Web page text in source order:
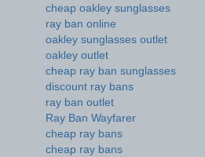
cheap oakley sunglasses
ray ban online
oakley sunglasses outlet
oakley outlet
cheap ray ban sunglasses
discount ray bans
ray ban outlet
Ray Ban Wayfarer
cheap ray bans
cheap ray bans